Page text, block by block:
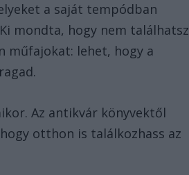
a saját tempódban
mondta, hogy nem találhatsz
műfajokat: lehet, hogy a
Az antikvár könyvektől
otthon is találkozhass az